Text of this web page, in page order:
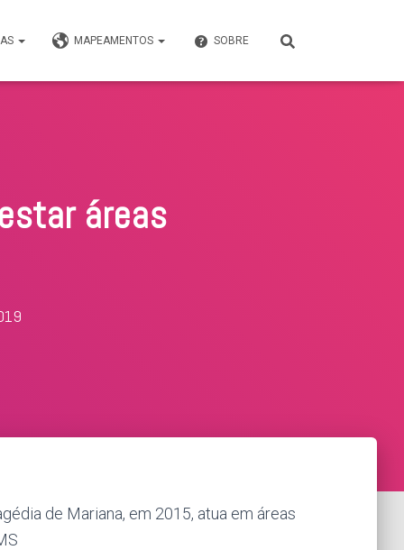
MAPEAMENTOS SOBRE
áreas
de Mariana, em 2015, atua em áreas